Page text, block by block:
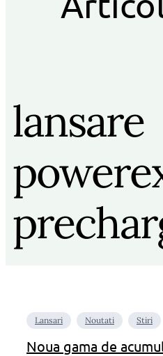
lansare
Lansari Noutati Stiri
Noua gama de